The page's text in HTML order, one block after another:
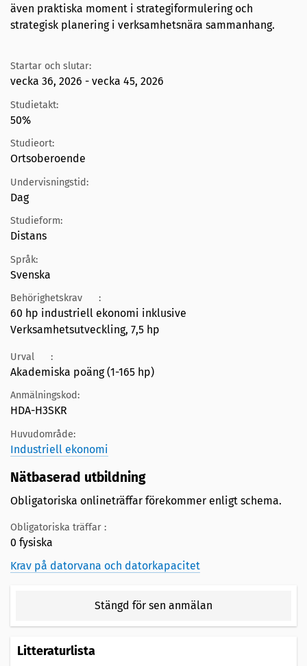
även praktiska moment i strategiformulering och
strategisk planering i verksamhetsnära sammanhang.
Startar och slutar:
vecka 36, 2026 - vecka 45, 2026
Studietakt:
50%
Studieort:
Ortsoberoende
Undervisningstid:
Dag
Studieform:
Distans
Språk:
Svenska
Behörighetskrav :
60 hp industriell ekonomi inklusive
Verksamhetsutveckling, 7,5 hp
Urval :
Akademiska poäng (1-165 hp)
Anmälningskod:
HDA-H3SKR
Huvudområde:
Industriell ekonomi
Nätbaserad utbildning
Obligatoriska onlineträffar förekommer enligt schema.
Obligatoriska träffar :
0 fysiska
Krav på datorvana och datorkapacitet
Stängd för sen anmälan
Litteraturlista